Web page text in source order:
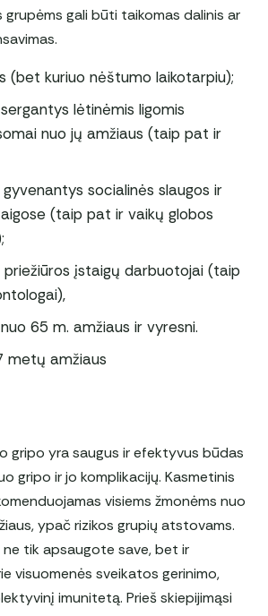
grupėms gali būti taikomas dalinis ar
(bet kuriuo nėštumo laikotarpiu);
lėtinėmis ligomis
nuo jų amžiaus (taip pat ir
socialinės slaugos ir
(taip pat ir vaikų globos
įstaigų darbuotojai (taip
65 m. amžiaus ir vyresni.
metų amžiaus
gripo yra saugus ir efektyvus būdas
gripo ir jo komplikacijų. Kasmetinis
visiems žmonėms nuo
ypač rizikos grupių atstovams.
ne tik apsaugote save, bet ir
visuomenės sveikatos gerinimo,
imunitetą. Prieš skiepijimąsi